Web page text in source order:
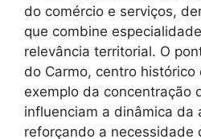
do comércio e serviços,
que combine
relevância territorial. O
do Carmo, centro histórico
exemplo da concentração
influenciam a dinâmica da
reforçando a necessidade